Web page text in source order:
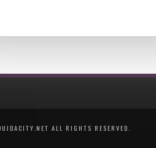
ALL RIGHTS RESERVED.